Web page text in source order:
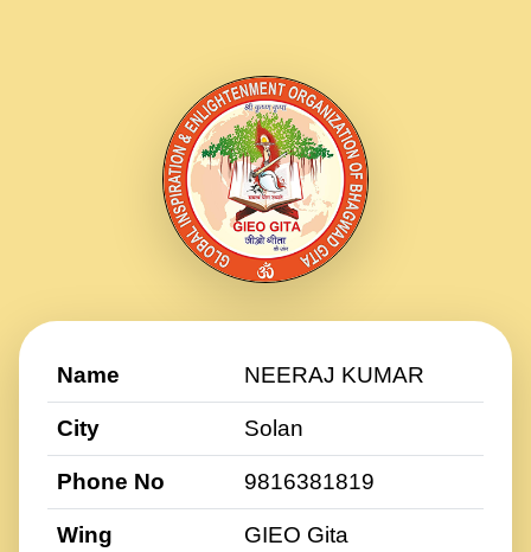
Name NEERAJ KUMAR
City Solan
Phone No 9816381819
Wing GIEO Gita